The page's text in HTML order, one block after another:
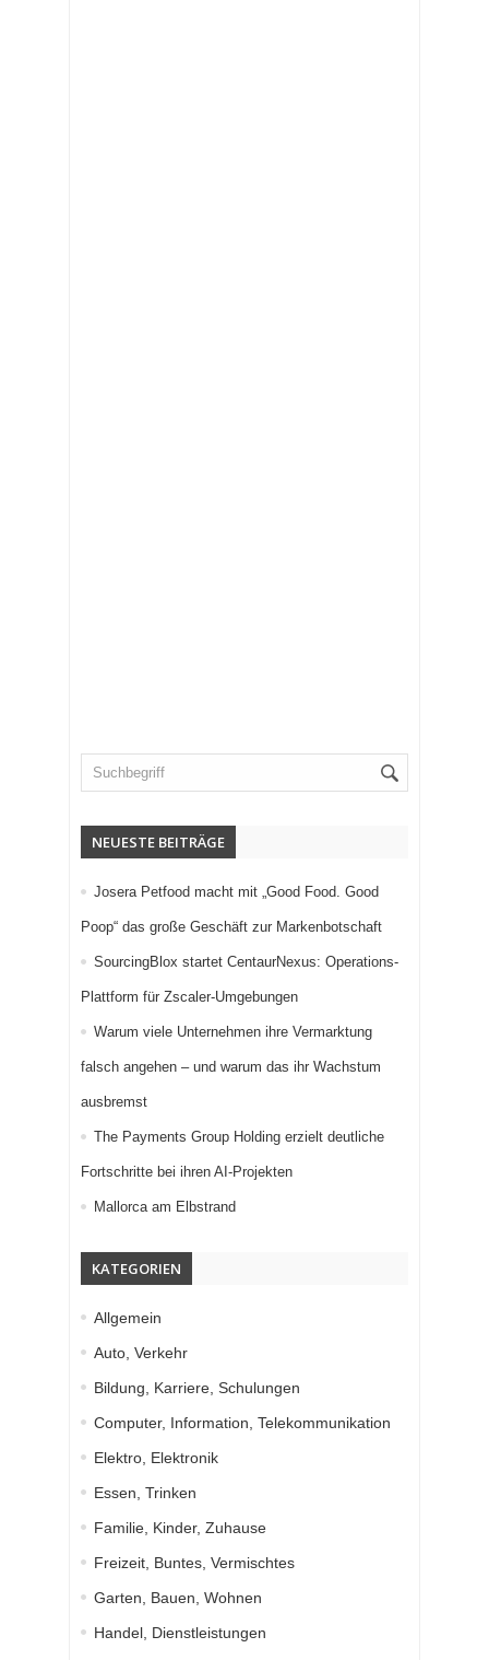
NEUESTE BEITRÄGE
Josera Petfood macht mit „Good Food. Good
Poop“ das große Geschäft zur Markenbotschaft
SourcingBlox startet CentaurNexus: Operations-
Plattform für Zscaler-Umgebungen
Warum viele Unternehmen ihre Vermarktung
falsch angehen – und warum das ihr Wachstum
ausbremst
The Payments Group Holding erzielt deutliche
Fortschritte bei ihren AI-Projekten
Mallorca am Elbstrand
KATEGORIEN
Allgemein
Auto, Verkehr
Bildung, Karriere, Schulungen
Computer, Information, Telekommunikation
Elektro, Elektronik
Essen, Trinken
Familie, Kinder, Zuhause
Freizeit, Buntes, Vermischtes
Garten, Bauen, Wohnen
Handel, Dienstleistungen